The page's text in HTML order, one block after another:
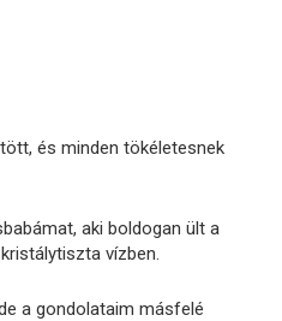
és minden tökéletesnek
aki boldogan ült a
vízben.
a gondolataim másfelé